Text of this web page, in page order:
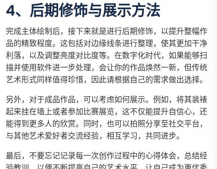
4、后期修饰与展示方法
完成主体绘制后，接下来就是进行后期修饰，以提升整幅作
品的精致程度。这包括对边缘线条进行整理，使其更加干净
利落，以及调整亮度对比度等。在数字化时代，如果能够扫
描并使用软件进一步处理，会让你的作品焕然一新，但传统
艺术形式同样值得珍惜，因此请根据自己的需求做出选择。
另外，对于成品作品，可以考虑如何展示。例如，将其装裱
起来挂在墙上或者参加比赛展览，这不仅能提升自信心，还
能得到更多人的欣赏。同时，也可以拍照分享至社交平台，
与其他艺术爱好者交流经验，相互学习，共同进步。
最后，不要忘记记录每一次创作过程中的心得体会，总结经